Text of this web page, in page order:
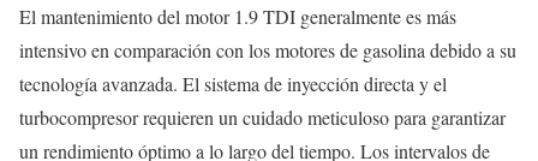
El mantenimiento del motor 1.9 TDI generalmente es más
intensivo en comparación con los motores de gasolina debido a su
tecnología avanzada. El sistema de inyección directa y el
turbocompresor requieren un cuidado meticuloso para garantizar
un rendimiento óptimo a lo largo del tiempo. Los intervalos de